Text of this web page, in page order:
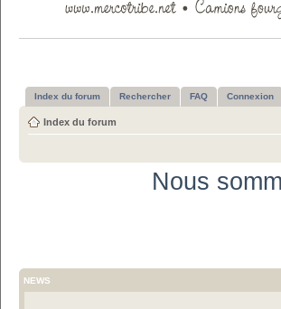
Index du forum Rechercher FAQ Connexion
Index du forum
Nous
NEWS